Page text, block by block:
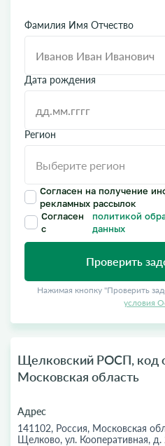
Фамилия Имя Отчество
Дата рождения
Регион
Согласен на получение
рекламных рассылок
Согласен
с
политикой
данных
Проверить
Нажимая кнопку "Проверить
условия
Щелковский РОСП, код
Московская область
Адрес
141102, Россия, Московская
Щелково, ул. Кооперативная, д.